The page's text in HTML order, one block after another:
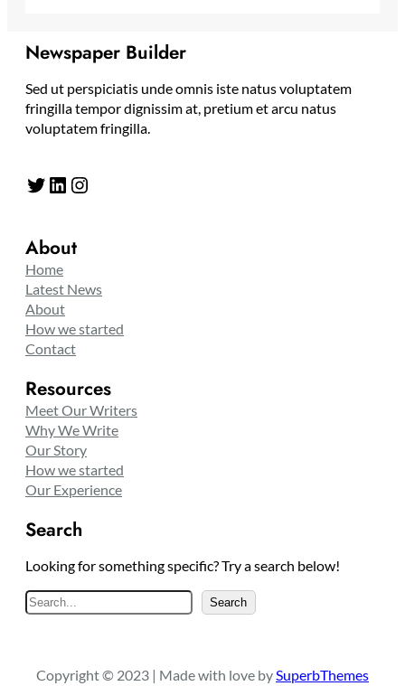
Newspaper Builder
Sed ut perspiciatis unde omnis iste natus voluptatem
fringilla tempor dignissim at, pretium et arcu natus
voluptatem fringilla.
Twitter LinkedIn Instagram
About
Home
Latest News
About
How we started
Contact
Resources
Meet Our Writers
Why We Write
Our Story
How we started
Our Experience
Search
Looking for something specific? Try a search below!
S
e
c
Search
Copyright © 2023 | Made with love bySuperbThemes